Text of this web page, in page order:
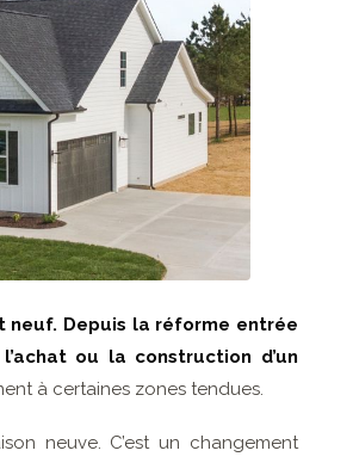
neuf. Depuis la réforme entrée
ou la construction d’un
à certaines zones tendues.
neuve. C’est un changement